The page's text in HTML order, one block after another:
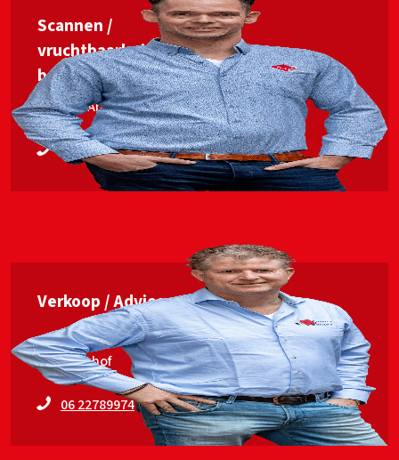
Scannen /
vruchtbaarheids­
begeleiding
Jan van Ankum
06 53563448
Verkoop / Advies
Erwin Elshof
06 22789974